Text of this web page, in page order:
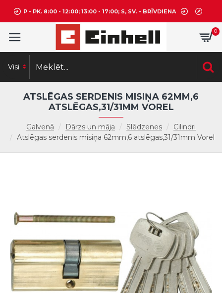
P - PK. 8:00 - 12:00; 13:00 - 17:00; S, SV. - BRĪVDIENA
0
Visi
Galvenā Dārzs un māja Slēdzenes
Cilindri
Atslēgas serdenis misiņa 62mm,6 atslēgas,31/31mm Vorel
ATSLĒGAS SERDENIS MISIŅA 62MM,6
ATSLĒGAS,31/31MM VOREL